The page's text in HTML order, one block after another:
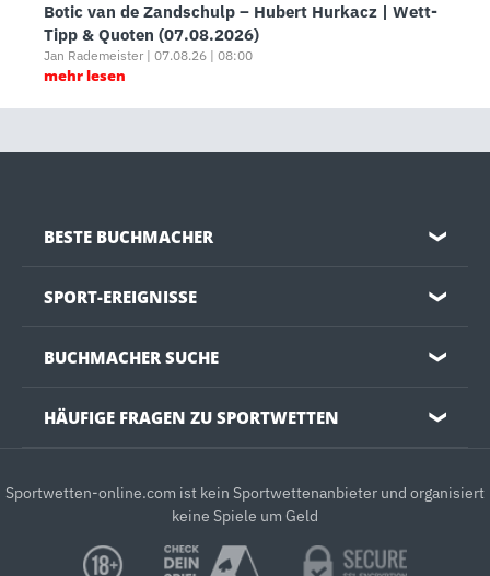
Botic van de Zandschulp – Hubert Hurkacz | Wett-
Tipp & Quoten (07.08.2026)
Jan Rademeister | 07.08.26 | 08:00
mehr lesen
BESTE BUCHMACHER ❯
SPORT-EREIGNISSE ❯
BUCHMACHER SUCHE ❯
HÄUFIGE FRAGEN ZU SPORTWETTEN ❯
Sportwetten-online.com ist kein Sportwettenanbieter und organisiert
keine Spiele um Geld